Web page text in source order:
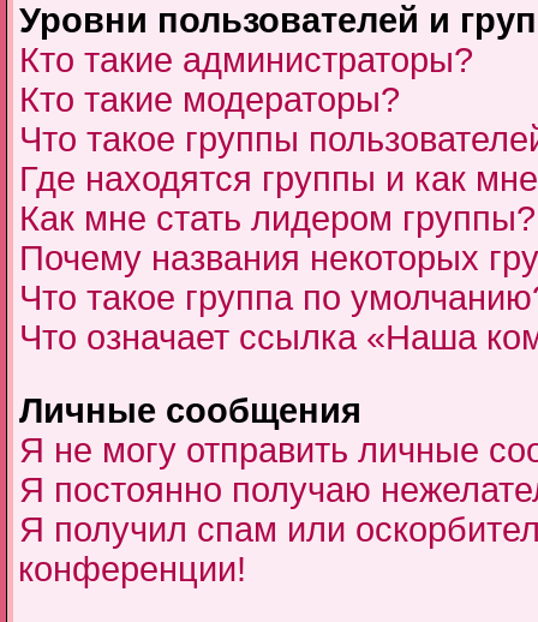
Уровни пользователей и
Кто такие администраторы?
Кто такие модераторы?
Что такое группы
Где находятся группы и как
Как мне стать лидером группы?
Почему названия некоторых
Что такое группа по
Что означает ссылка «Наша
Личные сообщения
Я не могу отправить личные
Я постоянно получаю
Я получил спам или
конференции!